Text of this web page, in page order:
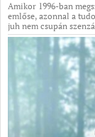
Amikor 1996-ban
emlőse, azonnal a
juh nem csupán